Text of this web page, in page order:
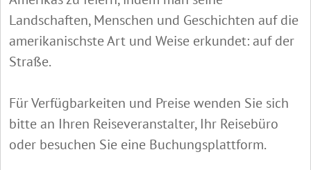
Landschaften, Menschen und Geschichten auf die
amerikanischste Art und Weise erkundet: auf der
Straße.
Für Verfügbarkeiten und Preise wenden Sie sich
bitte an Ihren Reiseveranstalter, Ihr Reisebüro
oder besuchen Sie eine Buchungsplattform.